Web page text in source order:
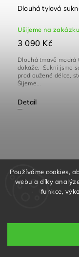
Používáme cookies,
webu a díky
funkce,
Dlouhá tylová
Ušijeme na zakázku
3 090 Kč
Detail
Dlouhá tmavě modrá
dokáže. Sukni jsme
prodloužené délce,
Šijeme...